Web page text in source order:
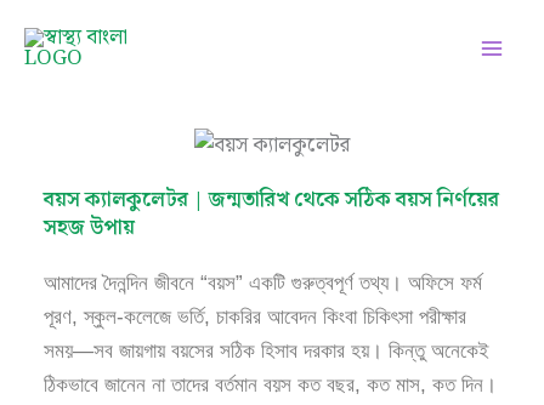
বয়স ক্যালকুলেটর | জন্মতারিখ থেকে সঠিক বয়স নির্ণয়ের
সহজ উপায়
আমাদের দৈনন্দিন জীবনে “বয়স” একটি গুরুত্বপূর্ণ তথ্য। অফিসে ফর্ম
পূরণ, স্কুল-কলেজে ভর্তি, চাকরির আবেদন কিংবা চিকিৎসা পরীক্ষার
সময়—সব জায়গায় বয়সের সঠিক হিসাব দরকার হয়। কিন্তু অনেকেই
ঠিকভাবে জানেন না তাদের বর্তমান বয়স কত বছর, কত মাস, কত দিন।